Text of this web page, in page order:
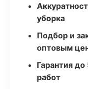
уборка
Подбор и
оптовым
Гарантия
работ